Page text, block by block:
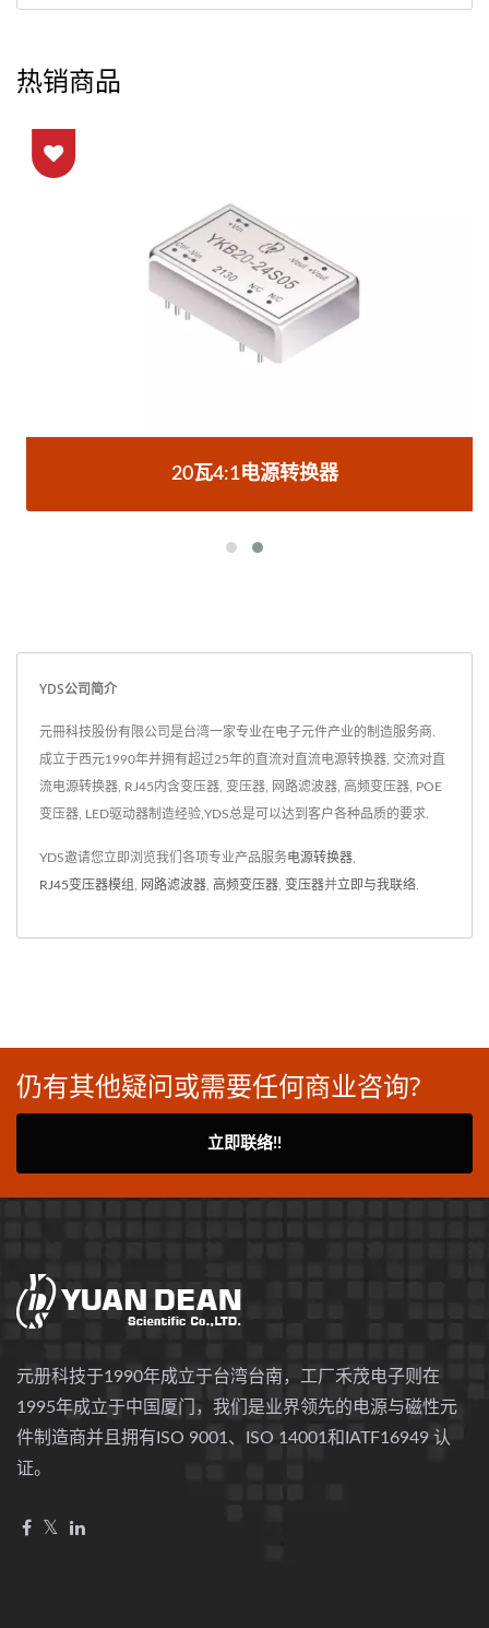
热销商品
20瓦4:1电源转换器
YDS公司简介
元冊科技股份有限公司是台湾一家专业在电子元件产业的制造服务商.
成立于西元1990年并拥有超过25年的直流对直流电源转换器, 交流对直
流电源转换器, RJ45内含变压器, 变压器, 网路滤波器, 高频变压器, POE
变压器, LED驱动器制造经验,YDS总是可以达到客户各种品质的要求.
YDS邀请您立即浏览我们各项专业产品服务电源转换器
RJ45变压器模组 网路滤波器 高频变压器 变压器并 立即与我联络
仍有其他疑问或需要任何商业咨询?
立即联络!!
元册科技于1990年成立于台湾台南，工厂禾茂电子则在
1995年成立于中国厦门，我们是业界领先的电源与磁性元
件制造商并且拥有ISO 9001、ISO 14001和IATF16949 认
证。